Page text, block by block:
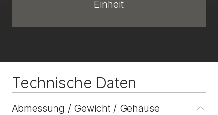
Einheit
Technische Daten
Abmessung / Gewicht / Gehäuse